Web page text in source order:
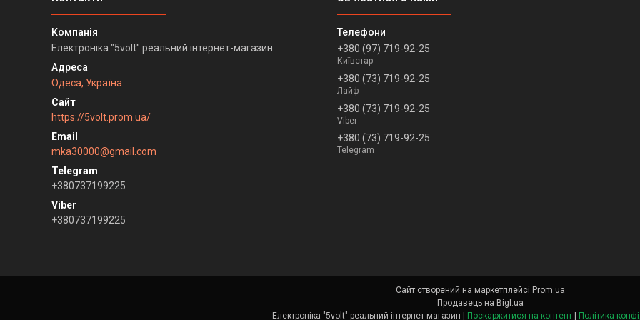
Електроніка "5volt" реальний інтернет-магазин
Одеса, Україна
https://5volt.prom.ua/
mka30000@gmail.com
+380737199225
+380737199225
+380 (97) 719-92-25
Київстар
+380 (73) 719-92-25
Лайф
+380 (73) 719-92-25
Viber
+380 (73) 719-92-25
Telegram
Сайт створений на маркетплейсі Prom.ua
Продавець на Bigl.ua
Поскаржитися на контент Політика